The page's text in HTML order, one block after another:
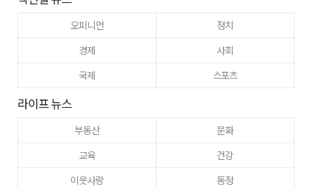
오피니언
정치
경제
사회
국제
스포츠
라이프 뉴스
부동산
문화
교육
건강
이웃사랑
동정